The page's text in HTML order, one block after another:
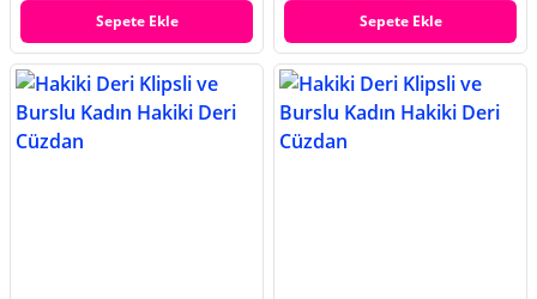
Sepete Ekle Sepete Ekle